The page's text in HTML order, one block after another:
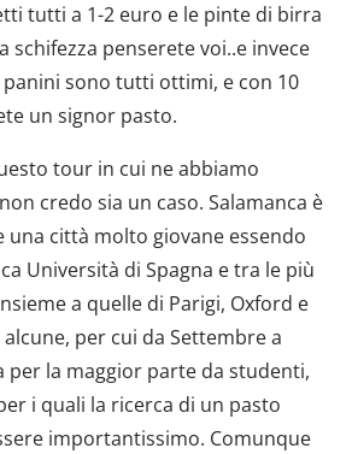
tutti a 1-2 euro e le pinte di birra
schifezza penserete voi..e invece
sono tutti ottimi, e con 10
un signor pasto.
tour in cui ne abbiamo
credo sia un caso. Salamanca è
una città molto giovane essendo
Università di Spagna e tra le più
a quelle di Parigi, Oxford e
per cui da Settembre a
per la maggior parte da studenti,
i quali la ricerca di un pasto
importantissimo. Comunque